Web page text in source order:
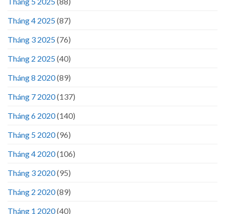
Tháng 4 2025(87)
Tháng 3 2025(76)
Tháng 2 2025(40)
Tháng 8 2020(89)
Tháng 7 2020(137)
Tháng 6 2020(140)
Tháng 5 2020(96)
Tháng 4 2020(106)
Tháng 3 2020(95)
Tháng 2 2020(89)
Tháng 1 2020(40)